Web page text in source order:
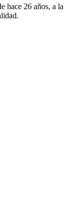
hace 26 años, a la